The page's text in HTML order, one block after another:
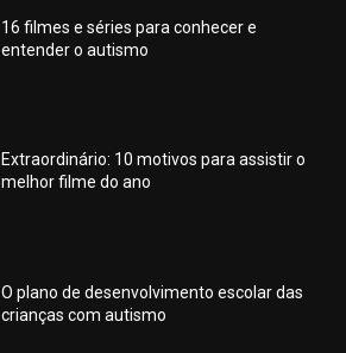
16 filmes e séries para conhecer e
entender o autismo
Extraordinário: 10 motivos para assistir o
melhor filme do ano
O plano de desenvolvimento escolar das
crianças com autismo